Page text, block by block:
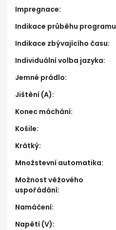
Impregnace:
Indikace průběhu programu
Indikace zbývajícího času:
Individuální volba jazyka:
Jemné prádlo:
Jištění (A):
Konec máchání:
Košile:
Krátký:
Množstevní automatika:
Možnost věžového
uspořádání:
Namáčení:
Napětí (V):